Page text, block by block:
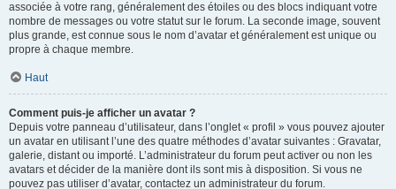
associée à votre rang, généralement des étoiles ou des blocs indiquant votre
nombre de messages ou votre statut sur le forum. La seconde image, souvent
plus grande, est connue sous le nom d’avatar et généralement est unique ou
propre à chaque membre.
Haut
Comment puis-je afficher un avatar ?
Depuis votre panneau d’utilisateur, dans l’onglet « profil » vous pouvez ajouter
un avatar en utilisant l’une des quatre méthodes d’avatar suivantes : Gravatar,
galerie, distant ou importé. L’administrateur du forum peut activer ou non les
avatars et décider de la manière dont ils sont mis à disposition. Si vous ne
pouvez pas utiliser d’avatar, contactez un administrateur du forum.